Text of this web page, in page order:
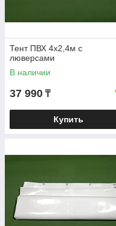
Тент ПВХ 4х2,4м с
люверсами
В наличии
37 990 ₸
Купить